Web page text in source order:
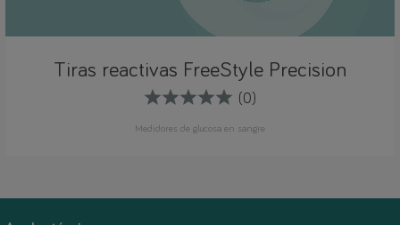
Tiras reactivas FreeStyle Precision
(0)
Medidores de glucosa en sangre